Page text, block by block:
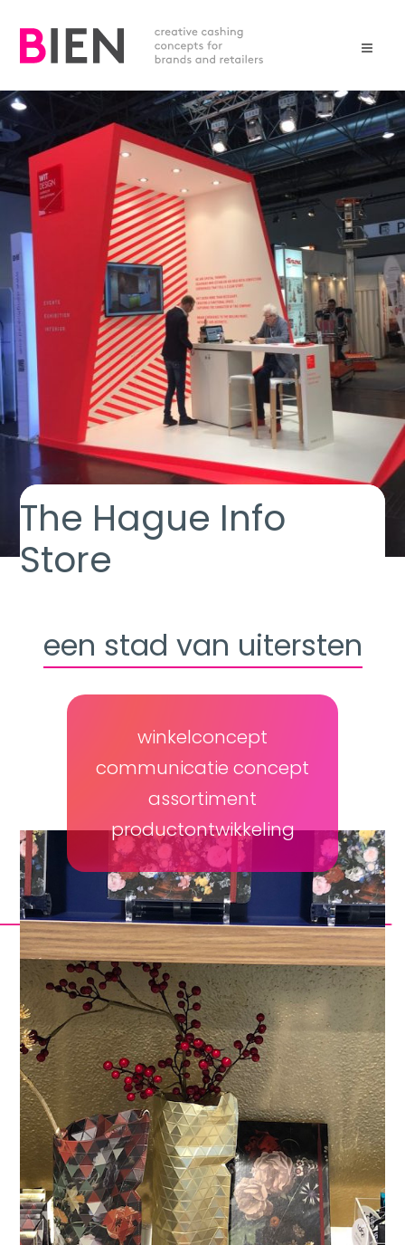
The Hague Info
Store
een stad van uitersten
winkelconcept
communicatie concept
assortiment
productontwikkeling